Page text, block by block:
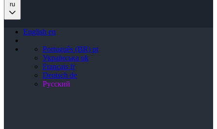
ru
English en
Português (BR) pt
Українська uk
Français fr
Deutsch de
Русский